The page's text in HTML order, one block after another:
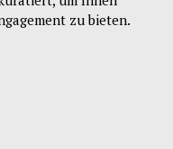
zu bieten.